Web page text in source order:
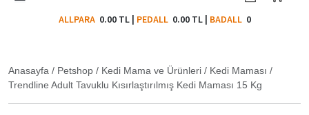
ALLPARA 0.00 TL| PEDALL 0.00 TL| BADALL0
Anasayfa / Petshop / Kedi Mama ve Ürünleri / Kedi Maması /
Trendline Adult Tavuklu Kısırlaştırılmış Kedi Maması 15 Kg